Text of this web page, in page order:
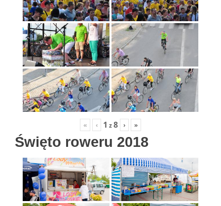
« ‹ 1 z8 › »
Święto roweru 2018